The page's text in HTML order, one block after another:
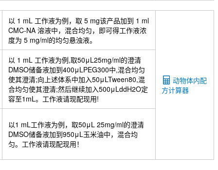
动物体内配
方计算器
以 1 mL 工作液为例，取 5 mg该产品加到 1 ml
CMC-NA 溶液中，混合均匀，即可得工作液浓
度为 5 mg/ml的均匀悬浊液。
以 1 mL 工作液为例,取50μL25mg/ml的澄清
DMSO储备液加到400μLPEG300中,混合均匀
使其澄清;向上述体系中加入50μLTween80,混
合均匀使其澄清;然后继续加入500μLddH2O定
容至1mL。工作液请现配现用!
以1 mL工作液为例，取50μL 25mg/ml的澄清
DMSO储备液加到950μL玉米油中，混合均
匀。工作液请现配现用！